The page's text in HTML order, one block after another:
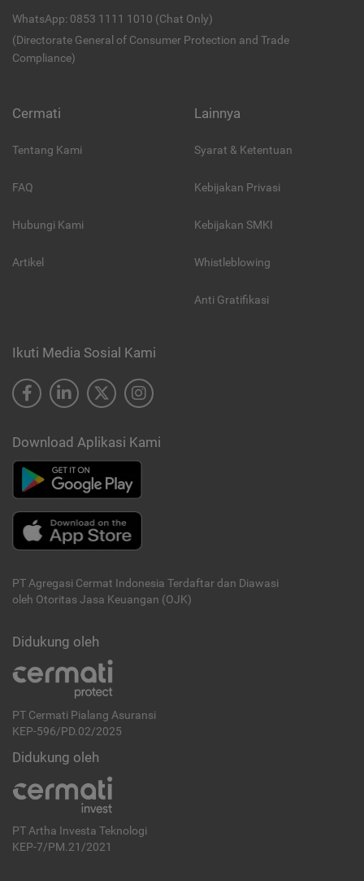
WhatsApp: 0853 1111 1010 (Chat Only)
(Directorate General of Consumer Protection and Trade
Compliance)
Cermati
Tentang Kami
FAQ
Hubungi Kami
Artikel
Lainnya
Syarat & Ketentuan
Kebijakan Privasi
Kebijakan SMKI
Whistleblowing
Anti Gratifikasi
Ikuti Media Sosial Kami
Download Aplikasi Kami
PT Agregasi Cermat Indonesia Terdaftar dan Diawasi
oleh Otoritas Jasa Keuangan (OJK)
Didukung oleh
PT Cermati Pialang Asuransi
KEP-596/PD.02/2025
Didukung oleh
PT Artha Investa Teknologi
KEP-7/PM.21/2021